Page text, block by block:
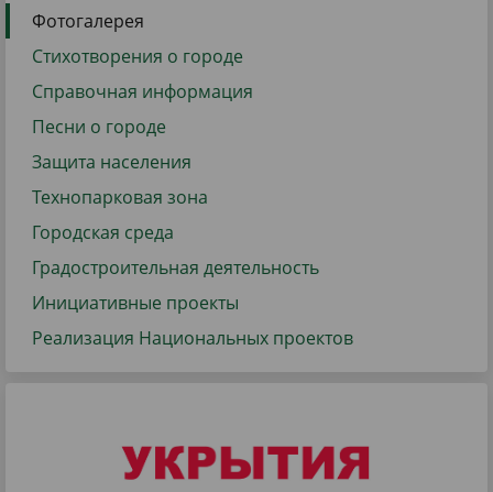
Фотогалерея
Стихотворения о городе
Справочная информация
Песни о городе
Защита населения
Технопарковая зона
Городская среда
Градостроительная деятельность
Инициативные проекты
Реализация Национальных проектов